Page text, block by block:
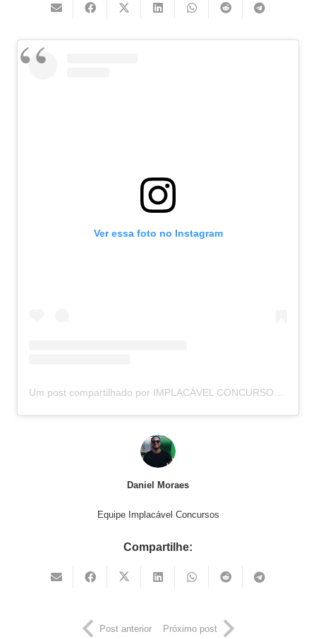
Ver essa foto no Instagram
Um post compartilhado por IMPLACÁVEL CONCURSOS (@implacavelconcursos)
Daniel Moraes
Equipe Implacável Concursos
Compartilhe:
Post anterior Próximo post